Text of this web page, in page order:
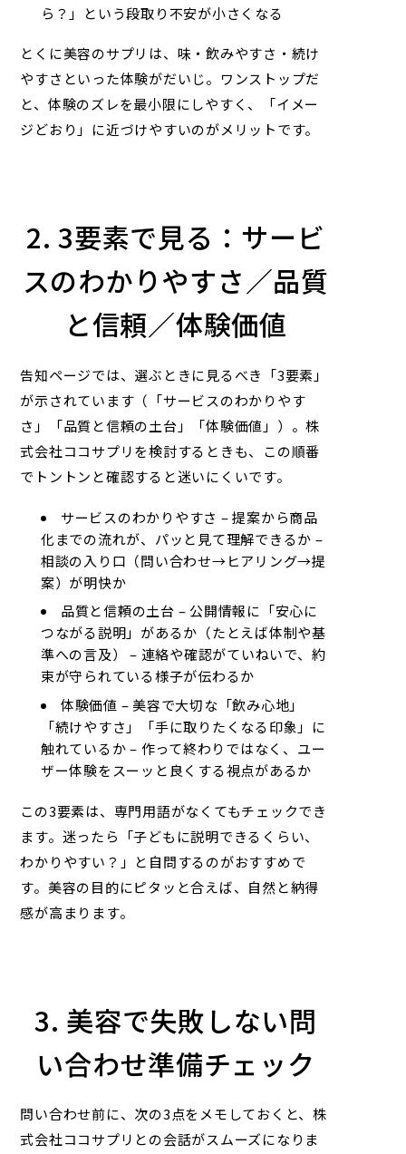
ら？」という段取り不安が小さくなる
とくに美容のサプリは、味・飲みやすさ・続け
やすさといった体験がだいじ。ワンストップだ
と、体験のズレを最小限にしやすく、「イメー
ジどおり」に近づけやすいのがメリットです。
2. 3要素で見る：サービ
スのわかりやすさ／品質
と信頼／体験価値
告知ページでは、選ぶときに見るべき「3要素」
が示されています（「サービスのわかりやす
さ」「品質と信頼の土台」「体験価値」）。株
式会社ココサプリを検討するときも、この順番
でトントンと確認すると迷いにくいです。
サービスのわかりやすさ – 提案から商品
化までの流れが、パッと見て理解できるか –
相談の入り口（問い合わせ→ヒアリング→提
案）が明快か
品質と信頼の土台 – 公開情報に「安心に
つながる説明」があるか（たとえば体制や基
準への言及） – 連絡や確認がていねいで、約
束が守られている様子が伝わるか
体験価値 – 美容で大切な「飲み心地」
「続けやすさ」「手に取りたくなる印象」に
触れているか – 作って終わりではなく、ユー
ザー体験をスーッと良くする視点があるか
この3要素は、専門用語がなくてもチェックでき
ます。迷ったら「子どもに説明できるくらい、
わかりやすい？」と自問するのがおすすめで
す。美容の目的にピタッと合えば、自然と納得
感が高まります。
3. 美容で失敗しない問
い合わせ準備チェック
問い合わせ前に、次の3点をメモしておくと、株
式会社ココサプリ との会話がスムーズになりま